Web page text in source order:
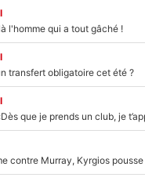
l'homme qui a tout gâché !
transfert obligatoire cet été ?